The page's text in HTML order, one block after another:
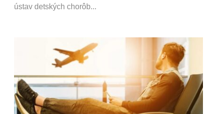
ústav detských chorôb...